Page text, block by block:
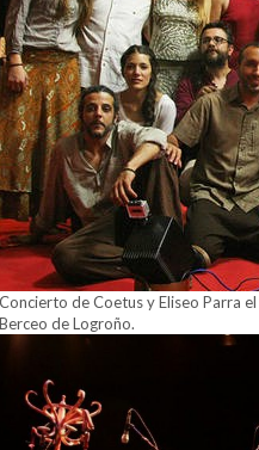
Concierto de Coetus y Eliseo Parra
Berceo de Logroño.